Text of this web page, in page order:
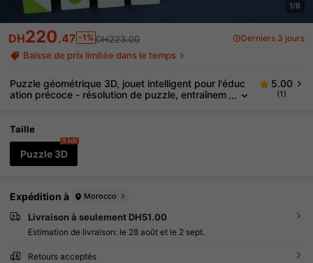
1/8
DH220.47 -1% DH223.00 Derniers 3 jours
Baisse de prix limitée dans le temps
Puzzle géométrique 3D, jouet intelligent pour l'éduc
ation précoce - résolution de puzzle, entraînem
angement en fer portable, entraînement de la pensé
e logique, développement de l'imagination, puzzle c
ube, blocs de construction, entraînement de la pens
ée spatiale 3D, matériel pédagogique, jouet créatif, j
5.00
(1)
Taille
Puzzle 3D
9 left
Expédition à Morocco
Livraison à seulement DH51.00
Estimation de livraison: le 28 août et le 2 sept.
Retours acceptés